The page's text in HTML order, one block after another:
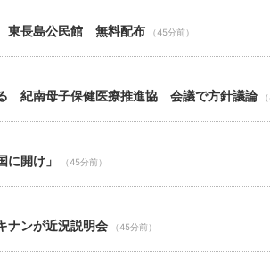
東長島公民館 無料配布 （45分前）
紀南母子保健医療推進協 会議で方針議論
に開け」 （45分前）
ナンが近況説明会 （45分前）